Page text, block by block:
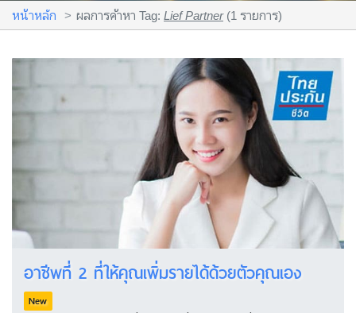
หน้าหลัก ผลการค้าหา Tag: Lief Partner(1 รายการ)
อาชีพที่ 2 ที่ให้คุณเพิ่มรายได้ด้วยตัวคุณเอง
New